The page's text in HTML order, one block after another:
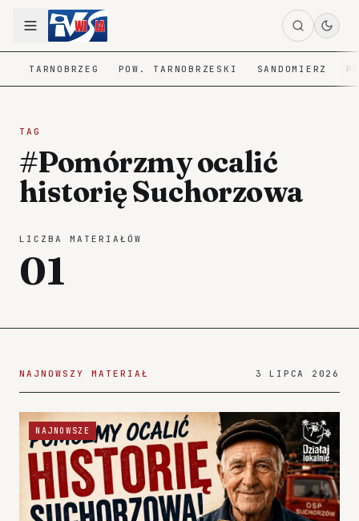
TARNOBRZEG POW. TARNOBRZESKI SANDOMIERZ
TAG
#Pomórzmy ocalić
historię Suchorzowa
LICZBA MATERIAŁÓW
01
NAJNOWSZY MATERIAŁ 3 LIPCA 2026
NAJNOWSZE